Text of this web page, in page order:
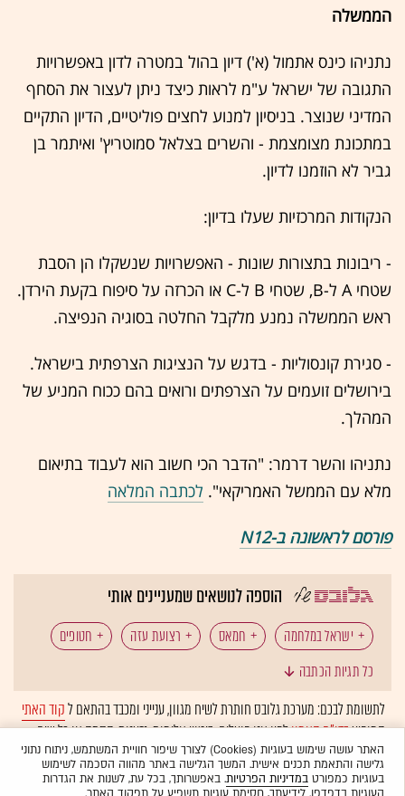
הממשלה
נתניהו כינס אתמול (א') דיון בהול במטרה לדון באפשרויות
התגובה של ישראל ע"מ לראות כיצד ניתן לעצור את הסחף
המדיני שנוצר. בניסיון למנוע לחצים פוליטיים, הדיון התקיים
במתכונת מצומצמת - והשרים בצלאל סמוטריץ' ואיתמר בן
גביר לא הוזמנו לדיון.
הנקודות המרכזיות שעלו בדיון:
- ריבונות בתצורות שונות - האפשרויות שנשקלו הן הסבת
שטחי A ל-B, שטחי B ל-C או הכרזה על סיפוח בקעת הירדן.
ראש הממשלה נמנע מלקבל החלטה בסוגיה הנפיצה.
- סגירת קונסוליות - בדגש על הנציגות הצרפתית בישראל.
בירושלים זועמים על הצרפתים ורואים בהם ככוח המניע של
המהלך.
נתניהו והשר דרמר: "הדבר הכי חשוב הוא לעבוד בתיאום
מלא עם הממשל האמריקאי". לכתבה המלאה
פורסם לראשונה ב-N12
הוספה לנושאים שמעניינים אותי
ישראל במלחמה חמאס רצועת עזה חטופים
כל תגיות הכתבה
לתשומת לבכם: מערכת גלובס חותרת לשיח מגוון, ענייני ומכבד בהתאם לקוד האתי
המופיעבדו"ח האמוןלפיו אנו פועלים. ביטויי אלימות, גזענות, הסתה או כל שיח
בלתי הולם אחר מסוננים בצורהאוטומטיתולא יפורסמו באתר.
האתר עושה שימוש בעוגיות (Cookies) לצורך שיפור חוויית המשתמש, ניתוח נתוני
גלישה והתאמת תכנים אישית. המשך הגלישה באתר מהווה הסכמה לשימוש
בעוגיות כמפורטבמדיניות הפרטיות. באפשרותך, בכל עת, לשנות את הגדרות